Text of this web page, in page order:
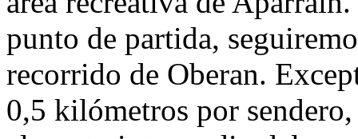
punto de partida,
recorrido de Oberan.
0,5 kilómetros por